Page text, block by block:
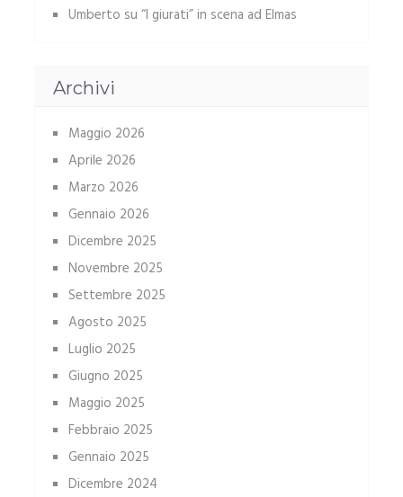
Umberto su “I giurati” in scena ad Elmas
Archivi
Maggio 2026
Aprile 2026
Marzo 2026
Gennaio 2026
Dicembre 2025
Novembre 2025
Settembre 2025
Agosto 2025
Luglio 2025
Giugno 2025
Maggio 2025
Febbraio 2025
Gennaio 2025
Dicembre 2024